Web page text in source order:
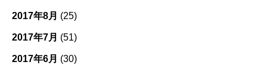
2017年8月 (25)
2017年7月 (51)
2017年6月 (30)